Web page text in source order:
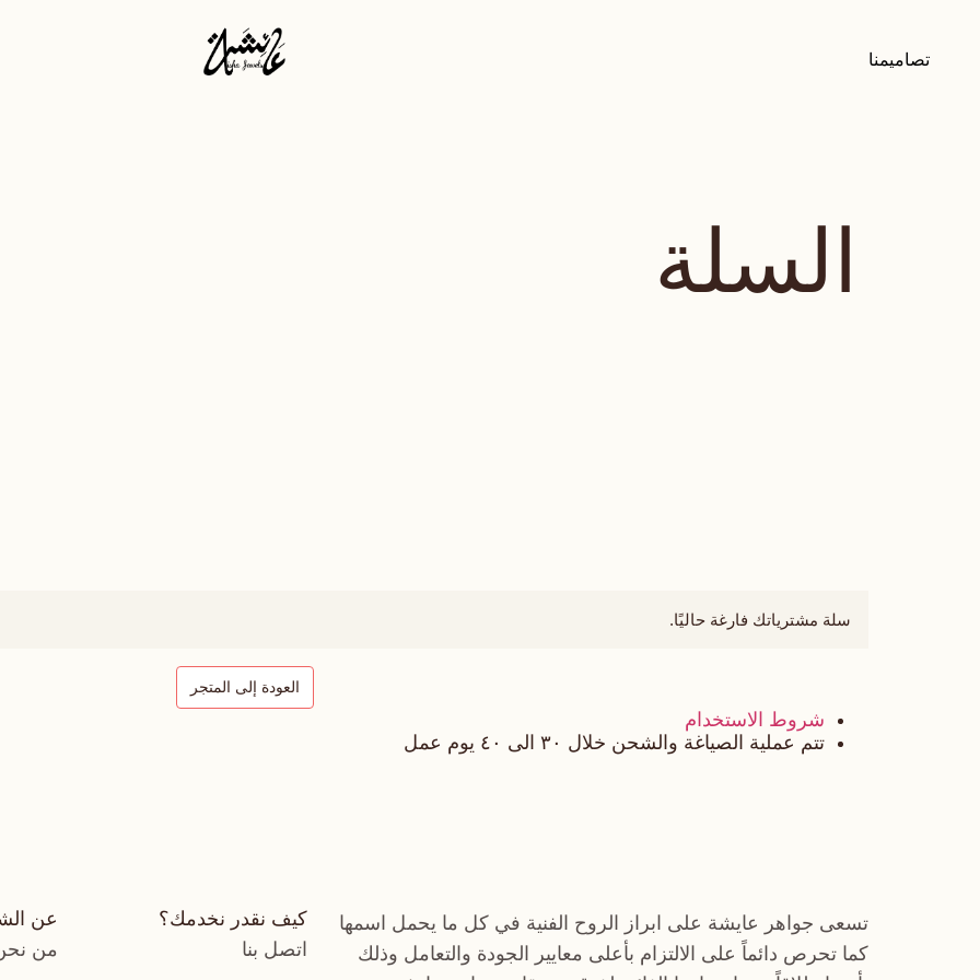
تصاميمنا
السلة
سلة مشترياتك فارغة حاليًا.
العودة إلى المتجر
شروط الاستخدام
تتم عملية الصياغة والشحن خلال ٣٠ الى ٤٠ يوم عمل
تسعى جواهر عايشة على ابراز الروح الفنية في كل ما يحمل اسمها
كما تحرص دائماً على الالتزام بأعلى معايير الجودة والتعامل وذلك
كيف نقدر نخدمك؟
اتصل بنا
عن
من